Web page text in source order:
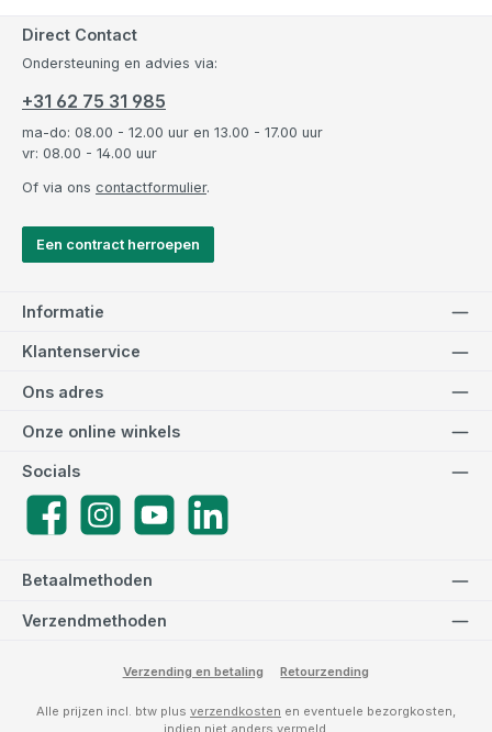
Direct Contact
Ondersteuning en advies via:
+31 62 75 31 985
ma-do: 08.00 - 12.00 uur en 13.00 - 17.00 uur
vr: 08.00 - 14.00 uur
Of via ons contactformulier.
Een contract herroepen
Informatie
Klantenservice
Betaalmethoden
Verzendmethoden
Ons adres
Socials
FacebookInstagramYouTube
Onze online winkels
Verzending en betaling Retourzending
Alle prijzen incl. btw plus verzendkosten en eventuele bezorgkosten,
indien niet anders vermeld.